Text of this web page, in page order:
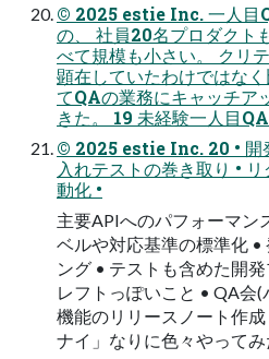
© 2025 estie Inc. 一人目
の、 社員20名プロダクト
べて規模も小さい。 クリ
顕在していたわけではな
てQAの業務にキャッチア
きた。 19 未経験一人目
© 2025 estie Inc. 20 • 開
入れテストの巻き取り •
動化 •
主要APIへのパフォーマン
ベルや対応基準の標準化 •
ング • テストも含めた開
レフトっぽいこと • QA会
機能のリリースノート作
ナイ」なりに色々やってみ